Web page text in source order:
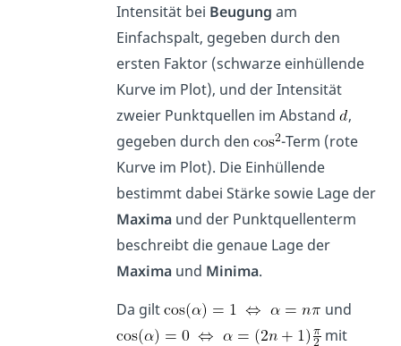
Intensität bei Beugung am
Einfachspalt, gegeben durch den
ersten Faktor (schwarze einhüllende
Kurve im Plot), und der Intensität
zweier Punktquellen im Abstand ,
gegeben durch den
-Term (rote
Kurve im Plot). Die Einhüllende
bestimmt dabei Stärke sowie Lage der
Maxima und der Punktquellenterm
beschreibt die genaue Lage der
Maxima und Minima.
Da gilt
und
mit